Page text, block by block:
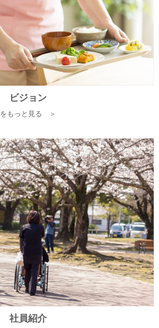
ビジョン
をもっと見る ＞
社員紹介